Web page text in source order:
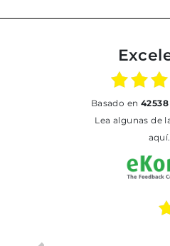
basado en 42538
Lea algunas de las opiniones
aquí.